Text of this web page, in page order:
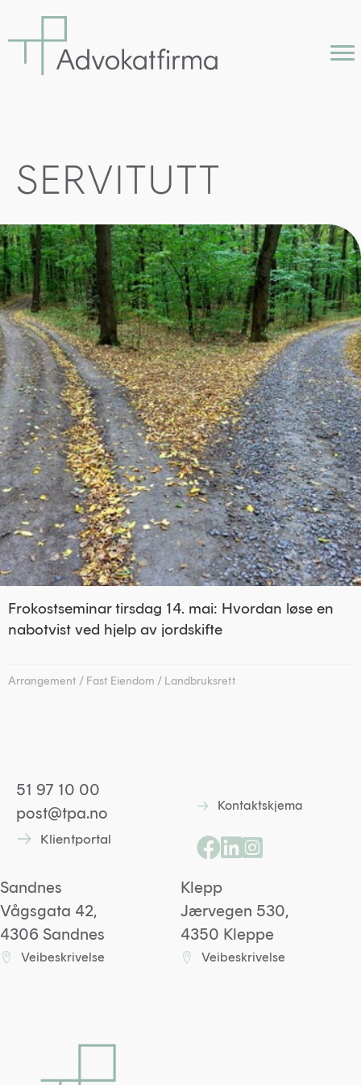
SERVITUTT
Frokostseminar tirsdag 14. mai: Hvordan løse en
nabotvist ved hjelp av jordskifte
Arrangement / Fast Eiendom / Landbruksrett
51 97 10 00
post@tpa.no
Lenke til kontaktskjema
Klientportal
Lenke til
Kontaktskjema
Lenke til
Lenke til Linkedin
Lenke til
Sandnes
Vågsgata 42,
4306 Sandnes
Lenke til Sandneskontoret på Google maps
Veibeskrivelse
Klepp
Jærvegen 530,
4350 Kleppe
Lenke til Kleppkontoret
Veibeskrivelse